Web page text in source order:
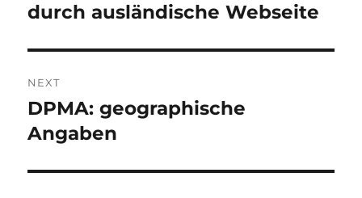
durch ausländische Webseite
NEXT
Next
post:
DPMA: geographische
Angaben